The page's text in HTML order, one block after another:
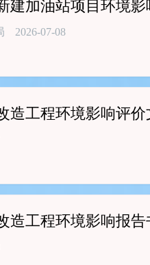
建加油站项目环境
2026-07-08
造工程环境影响评
造工程环境影响报